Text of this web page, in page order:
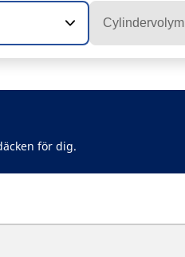
Cylindervolym
för dig.